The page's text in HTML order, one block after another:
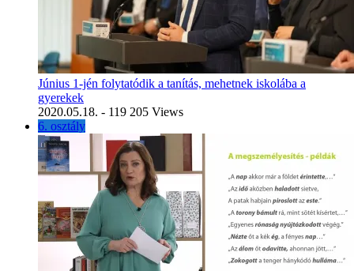
Június 1-jén folytatódik a tanítás, mehetnek iskolába a
gyerekek
2020.05.18. - 119 205 Views
6. osztály